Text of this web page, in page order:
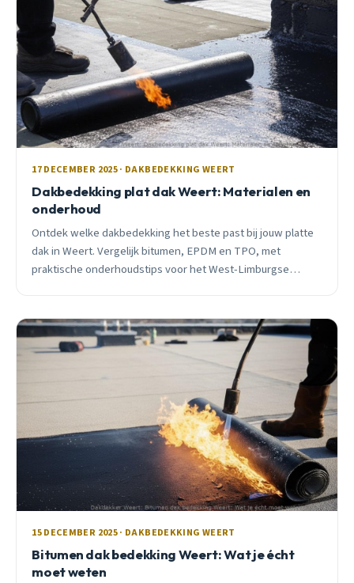
17 DECEMBER 2025 · DAKBEDEKKING WEERT
Dakbedekking plat dak Weert: Materialen en
onderhoud
Ontdek welke dakbedekking het beste past bij jouw platte
dak in Weert. Vergelijk bitumen, EPDM en TPO, met
praktische onderhoudstips voor het West-Limburgse
15 DECEMBER 2025 · DAKBEDEKKING WEERT
Bitumen dak bedekking Weert: Wat je écht
moet weten